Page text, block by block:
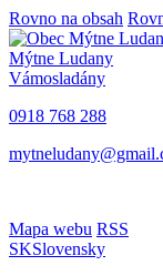
Rovno na obsah
Mýtne Ludany
Vámosladány
0918 768 288
Mapa webu RSS
SKSlovensky